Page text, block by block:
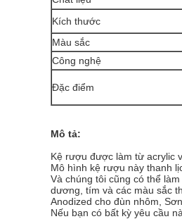
Kích thước
Màu sắc
Công nghệ
Đặc điểm
Mô tả:
Kệ rượu được làm từ acrylic
Mô hình kệ rượu này thanh
Và chúng tôi cũng có thể
dương, tím và các màu sắc
Anodized cho đùn nhôm,
Nếu bạn có bất kỳ yêu cầu